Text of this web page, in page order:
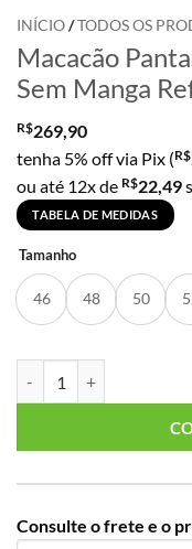
INÍCIO/TODOS OS
Macacão
Sem Manga
R$269,90
tenha 5% off via Pix (R$
ou até 12x de R$22,49
TABELA DE MEDIDAS
Tamanho
46 48 50
Consulte o frete e o